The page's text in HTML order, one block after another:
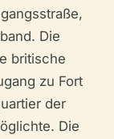
Die
britische
zu Fort
der
Die